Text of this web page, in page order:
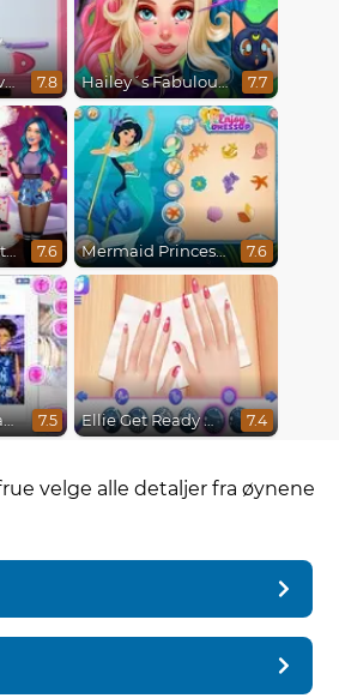
Extreme Makeover 7.8 Hailey´s Fabulous Hairstyle Challenge 7.7
Teenage Celebrity Rivalry 7.6 Mermaid Princesses 7.6
Barbie's Instagram Life 7.5 Ellie Get Ready With Me 2 7.4
velge alle detaljer fra øynene